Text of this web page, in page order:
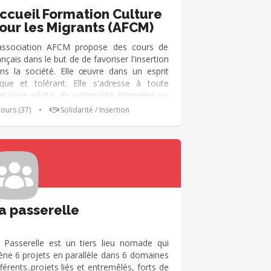
de-France, c'est : - 5 fédérations
- 103 associations locales -
bénévoles - 4 800 salariés - 21 500
Formation Culture
les Migrants (AFCM)
AFCM propose des cours de
dans le but de de favoriser l'insertion
la société. Elle œuvre dans un esprit
et tolérant. Elle s'adresse à toute
adulte, de nationalité étrangère ou
étrangère, résidant régulièrement
(37) • Solidarité / Insertion
passerelle
Passerelle est un tiers lieu nomade qui
6 projets en parallèle dans 6 domaines
liés et entremêlés, forts de